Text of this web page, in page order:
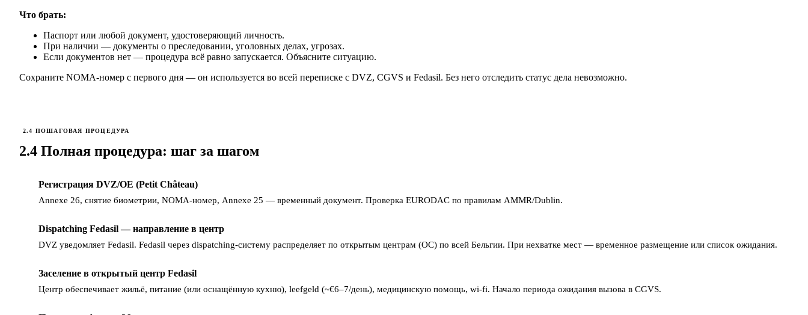
Что брать:
Паспорт или любой документ, удостоверяющий личность.
При наличии — документы о преследовании, уголовных делах, угрозах.
Если документов нет — процедура всё равно запускается. Объясните ситуацию.
Сохраните NOMA-номер с первого дня — он используется во всей переписке с DVZ, CGVS и Fedasil. Без него отследить статус дела невозможно.
2.4 ПОШАГОВАЯ ПРОЦЕДУРА
2.4 Полная процедура: шаг за шагом
Регистрация DVZ/OE (Petit Château)
Annexe 26, снятие биометрии, NOMA-номер, Annexe 25 — временный документ. Проверка EURODAC по правилам AMMR/Dublin.
Dispatching Fedasil — направление в центр
DVZ уведомляет Fedasil. Fedasil через dispatching-систему распределяет по открытым центрам (OC) по всей Бельгии. При нехватке мест — временное размещение или список ожидания.
Заселение в открытый центр Fedasil
Центр обеспечивает жильё, питание (или оснащённую кухню), leefgeld (~€6–7/день), медицинскую помощь, wi-fi. Начало периода ожидания вызова в CGVS.